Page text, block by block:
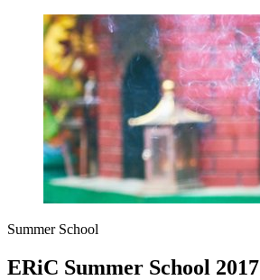
Summer School
ERiC Summer School 2017